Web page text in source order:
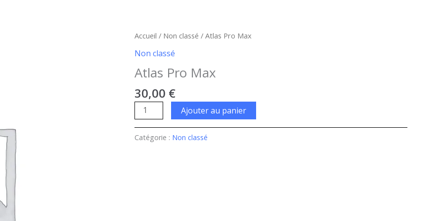
Accueil / Non classé / Atlas Pro Max
Non classé
Atlas Pro Max
30,00 €
quantité
Atlas
Pro
Ajouter au panier
Catégorie : Non classé